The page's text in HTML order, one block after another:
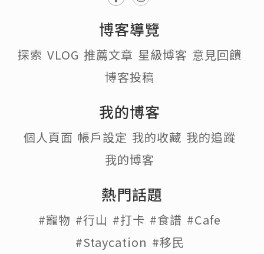
博客導覽
探索 VLOG 推薦文章 星級博客 意見回饋
博客投稿
我的博客
個人頁面 帳戶設定 我的收藏 我的追蹤
我的博客
熱門話題
#寵物 #行山 #打卡 #食譜 #Cafe
#Staycation #移民